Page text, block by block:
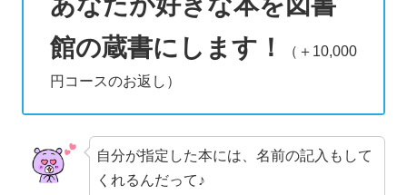
館の蔵書にします！
（＋10,000
円コースのお返し）
自分が指定した本には、名前の記入もして
くれるんだって♪